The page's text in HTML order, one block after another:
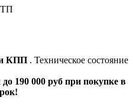
и КПП . Техническое состояние
190 000 руб при покупке в